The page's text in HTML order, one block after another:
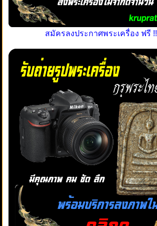
สมัครลงประกาศพระเครื่อง ฟรี !!